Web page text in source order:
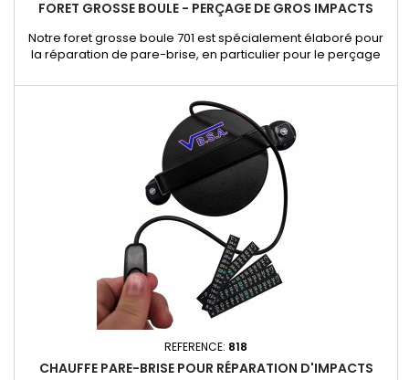
FORET GROSSE BOULE - PERÇAGE DE GROS IMPACTS
Notre foret grosse boule 701 est spécialement élaboré pour
la réparation de pare-brise, en particulier pour le perçage
adaptée, il permet une préparation précise et efficace des
zones endommagées de grande taille, facilitant ainsi
l’injection de résine.
REFERENCE: 818
CHAUFFE PARE-BRISE POUR RÉPARATION D'IMPACTS